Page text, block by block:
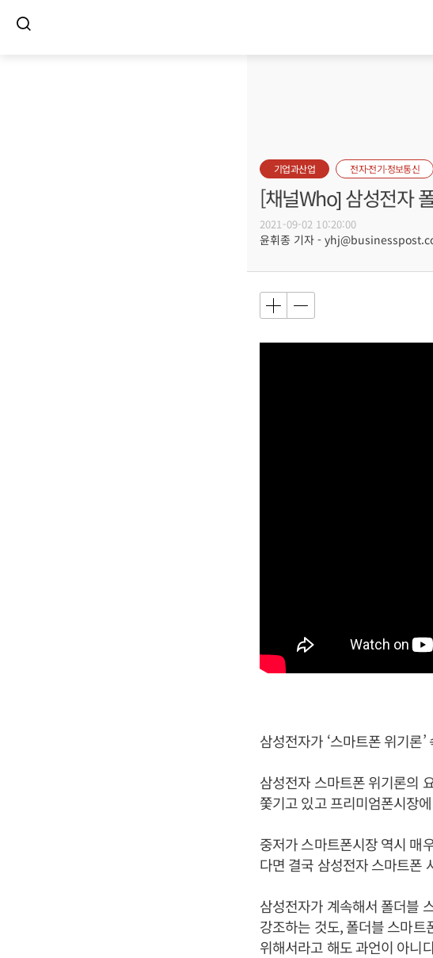
기업과산업 전자·전기·정보통신
[채널Who] 삼성전자
2021-09-02 10:20:00
윤휘종 기자 -
삼성전자가 ‘스마트폰 위기론
삼성전자 스마트폰 위기론의
쫓기고 있고 프리미엄폰시장
중저가 스마트폰시장 역시 매
다면 결국 삼성전자 스마트폰
삼성전자가 계속해서 폴더블
강조하는 것도, 폴더블 스마
위해서라고 해도 과언이 아니